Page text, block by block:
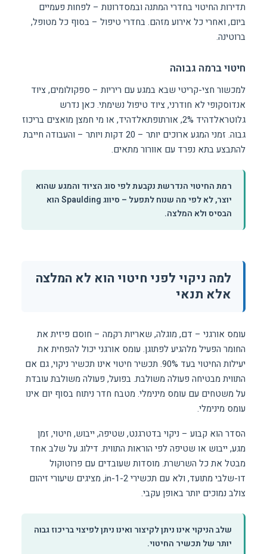
תדירות החיטוי בחדרי המתנה ובמסדרונות – לפחות פעמיים
ביום, ואחרי כל אירוע מזהם. בחדרי טיפול – בסוף כל מטופל,
ברוטינה.
חיטוי ברמה גבוהה
למכשור חצי-קריטי שבא במגע עם ריריות – ספקולומים, ציוד
אנדוסקופי לא חודרני, ציוד טיפול נשימתי. כאן נדרש
גלוטראלדהיד 2%, אורתופתאלדהיד, או מי חמצן מואצים בריכוז
גבוה. זמני המגע ארוכים יותר – 20 דקות ויותר – והעבודה חייבת
להתבצע בתא נפרד עם אוורור מתאים.
רמת החיטוי הנדרשת נקבעת לפי סוג הציוד והמגע שהוא
יוצר, לא לפי מה שנוח לתפעל – סיווג Spaulding הוא
הבסיס ולא המלצה.
למה ניקוי לפני חיטוי הוא לא המלצה
אלא תנאי
עומס אורגני – דם, מוגלה, שאריות רקמה – חוסם פיזית את
החומר הפעיל מלהגיע לפתוגן. עומס אורגני יכול להפחית את
יעילות החיטוי בעד 90%. תכשיר חיטוי אינו תכשיר ניקוי, גם אם
התווית מבטיחה פעולה משולבת. בפועל, פעולה משולבת עובדת
על משטחים עם עומס מינימלי. מטבח חדר ניתוח בסוף יום אינו
עומס מינימלי.
הסדר הוא קבוע – ניקוי בדטרגנט, שטיפה, ייבוש, חיטוי, זמן
מגע, ייבוש או שטיפה לפי הוראות התווית. דילוג על שלב אחד
מבטל את כל השרשרת. מוסדות שעובדים עם פרוטוקול
דו-שלבי מתועד, ולא עם תכשירי 2-in-1, מציגים שיעורי זיהום
צולב נמוכים יותר באופן עקבי.
שלב הניקוי אינו ניתן לקיצור ואינו ניתן לפיצוי בריכוז גבוה
יותר של תכשיר החיטוי.